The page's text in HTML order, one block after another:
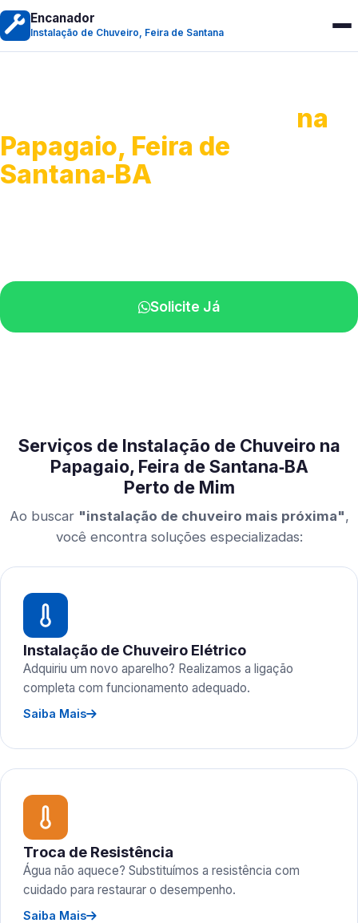
Encanador
Instalação de Chuveiro, Feira de Santana
na
Papagaio, Feira de
Santana‑BA
Solicite Já
Serviços de Instalação de Chuveiro na
Papagaio, Feira de Santana‑BA
Perto de Mim
Ao buscar "instalação de chuveiro mais próxima",
você encontra soluções especializadas:
Instalação de Chuveiro Elétrico
Adquiriu um novo aparelho? Realizamos a ligação
completa com funcionamento adequado.
Saiba Mais
Troca de Resistência
Água não aquece? Substituímos a resistência com
cuidado para restaurar o desempenho.
Saiba Mais